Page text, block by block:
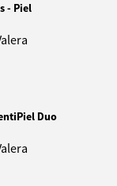
- Piel
Duo